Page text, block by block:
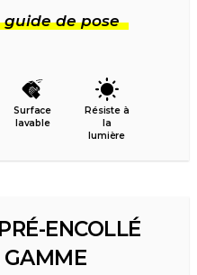
de pose
Surface
lavable
Résiste à
la
lumière
ENCOLLÉ